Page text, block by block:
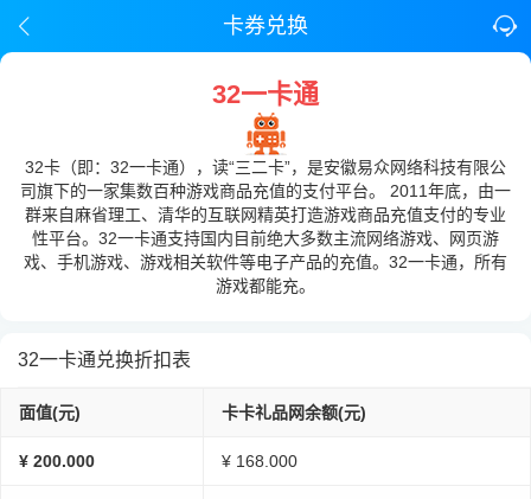
卡券兑换
32一卡通
32卡（即：32一卡通），读“三二卡”，是安徽易众网络科技有限公
司旗下的一家集数百种游戏商品充值的支付平台。 2011年底，由一
群来自麻省理工、清华的互联网精英打造游戏商品充值支付的专业
性平台。32一卡通支持国内目前绝大多数主流网络游戏、网页游
戏、手机游戏、游戏相关软件等电子产品的充值。32一卡通，所有
游戏都能充。
32一卡通兑换折扣表
面值(元) 卡卡礼品网余额(元)
¥ 200.000 ¥ 168.000